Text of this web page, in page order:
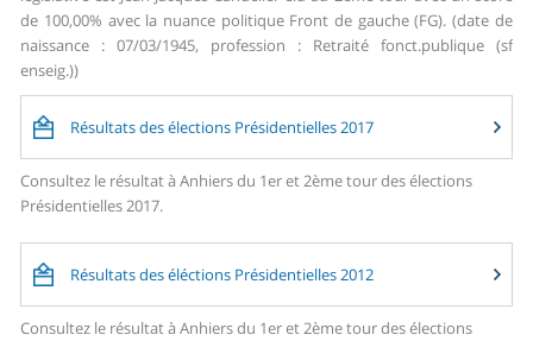
de 100,00% avec la nuance politique Front de gauche (FG). (date de
naissance : 07/03/1945, profession : Retraité fonct.publique (sf
enseig.))
Résultats des élections Présidentielles 2017
Consultez le résultat à Anhiers du 1er et 2ème tour des élections
Présidentielles 2017.
Résultats des éléctions Présidentielles 2012
Consultez le résultat à Anhiers du 1er et 2ème tour des élections